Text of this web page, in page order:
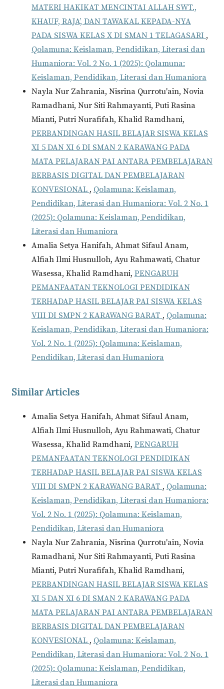
MATERI HAKIKAT MENCINTAI ALLAH SWT.,
KHAUF, RAJA’, DAN TAWAKAL KEPADA-NYA
PADA SISWA KELAS X DI SMAN 1 TELAGASARI ,
Qolamuna: Keislaman, Pendidikan, Literasi dan
Humaniora: Vol. 2 No. 1 (2025): Qolamuna:
Keislaman, Pendidikan, Literasi dan Humaniora
Nayla Nur Zahrania, Nisrina Qurrotu'ain, Novia
Ramadhani, Nur Siti Rahmayanti, Puti Rasina
Mianti, Putri Nurafifah, Khalid Ramdhani,
PERBANDINGAN HASIL BELAJAR SISWA KELAS
XI 5 DAN XI 6 DI SMAN 2 KARAWANG PADA
MATA PELAJARAN PAI ANTARA PEMBELAJARAN
BERBASIS DIGITAL DAN PEMBELAJARAN
KONVESIONAL , Qolamuna: Keislaman,
Pendidikan, Literasi dan Humaniora: Vol. 2 No. 1
(2025): Qolamuna: Keislaman, Pendidikan,
Literasi dan Humaniora
Amalia Setya Hanifah, Ahmat Sifaul Anam,
Alfiah Ilmi Husnulloh, Ayu Rahmawati, Chatur
Wasessa, Khalid Ramdhani, PENGARUH
PEMANFAATAN TEKNOLOGI PENDIDIKAN
TERHADAP HASIL BELAJAR PAI SISWA KELAS
VIII DI SMPN 2 KARAWANG BARAT , Qolamuna:
Keislaman, Pendidikan, Literasi dan Humaniora:
Vol. 2 No. 1 (2025): Qolamuna: Keislaman,
Pendidikan, Literasi dan Humaniora
Similar Articles
Amalia Setya Hanifah, Ahmat Sifaul Anam,
Alfiah Ilmi Husnulloh, Ayu Rahmawati, Chatur
Wasessa, Khalid Ramdhani, PENGARUH
PEMANFAATAN TEKNOLOGI PENDIDIKAN
TERHADAP HASIL BELAJAR PAI SISWA KELAS
VIII DI SMPN 2 KARAWANG BARAT , Qolamuna:
Keislaman, Pendidikan, Literasi dan Humaniora:
Vol. 2 No. 1 (2025): Qolamuna: Keislaman,
Pendidikan, Literasi dan Humaniora
Nayla Nur Zahrania, Nisrina Qurrotu'ain, Novia
Ramadhani, Nur Siti Rahmayanti, Puti Rasina
Mianti, Putri Nurafifah, Khalid Ramdhani,
PERBANDINGAN HASIL BELAJAR SISWA KELAS
XI 5 DAN XI 6 DI SMAN 2 KARAWANG PADA
MATA PELAJARAN PAI ANTARA PEMBELAJARAN
BERBASIS DIGITAL DAN PEMBELAJARAN
KONVESIONAL , Qolamuna: Keislaman,
Pendidikan, Literasi dan Humaniora: Vol. 2 No. 1
(2025): Qolamuna: Keislaman, Pendidikan,
Literasi dan Humaniora